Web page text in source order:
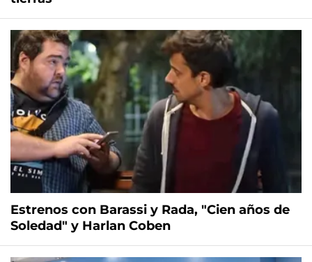
Estrenos con Barassi y Rada, "Cien años de
Soledad" y Harlan Coben